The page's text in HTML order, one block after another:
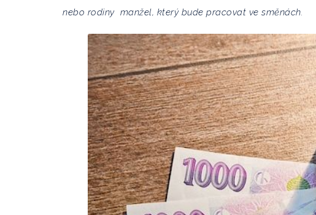
nebo rodiny manžel, který bude pracovat ve směnách.